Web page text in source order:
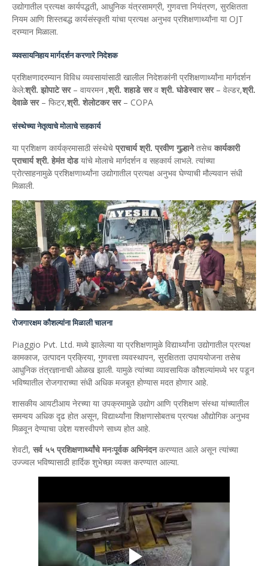
उद्योगातील प्रत्यक्ष कार्यपद्धती, आधुनिक यंत्रसामग्री, गुणवत्ता नियंत्रण, सुरक्षितता
नियम आणि शिस्तबद्ध कार्यसंस्कृती यांचा प्रत्यक्ष अनुभव प्रशिक्षणार्थ्यांना या OJT
दरम्यान मिळाला.
व्यवसायनिहाय मार्गदर्शन करणारे निदेशक
प्रशिक्षणादरम्यान विविध व्यवसायांसाठी खालील निदेशकांनी प्रशिक्षणार्थ्यांना मार्गदर्शन
केले:श्री. झोपाटे सर– वायरमन ,श्री. शहाडे सरव श्री. घोडेस्वार सर– वेल्डर,श्री.
देवाळे सर– फिटर,श्री. शेलोटकर सर– COPA
संस्थेच्या नेतृत्वाचे मोलाचे सहकार्य
या प्रशिक्षण कार्यक्रमासाठी संस्थेचे प्राचार्य श्री. प्रवीण गुल्हानेतसेच कार्यकारी
प्राचार्य श्री. हेमंत दोडयांचे मोलाचे मार्गदर्शन व सहकार्य लाभले. त्यांच्या
प्रोत्साहनामुळे प्रशिक्षणार्थ्यांना उद्योगातील प्रत्यक्ष अनुभव घेण्याची मौल्यवान संधी
मिळाली.
रोजगारक्षम कौशल्यांना मिळाली चालना
Piaggio Pvt. Ltd. मध्ये झालेल्या या प्रशिक्षणामुळे विद्यार्थ्यांना उद्योगातील प्रत्यक्ष
कामकाज, उत्पादन प्रक्रिया, गुणवत्ता व्यवस्थापन, सुरक्षितता उपाययोजना तसेच
आधुनिक तंत्रज्ञानाची ओळख झाली. यामुळे त्यांच्या व्यावसायिक कौशल्यांमध्ये भर पडून
भविष्यातील रोजगाराच्या संधी अधिक मजबूत होण्यास मदत होणार आहे.
शासकीय आयटीआय नेरच्या या उपक्रमामुळे उद्योग आणि प्रशिक्षण संस्था यांच्यातील
समन्वय अधिक दृढ होत असून, विद्यार्थ्यांना शिक्षणासोबतच प्रत्यक्ष औद्योगिक अनुभव
मिळवून देण्याचा उद्देश यशस्वीपणे साध्य होत आहे.
शेवटी, सर्व ५५ प्रशिक्षणार्थ्यांचे मनःपूर्वक अभिनंदनकरण्यात आले असून त्यांच्या
उज्ज्वल भविष्यासाठी हार्दिक शुभेच्छा व्यक्त करण्यात आल्या.